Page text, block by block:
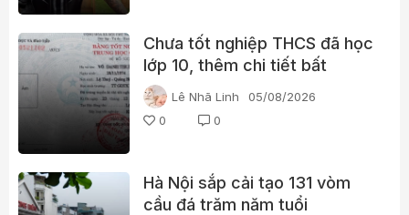
Chưa tốt nghiệp THCS đã học
lớp 10, thêm chi tiết bất
thường trong học bạ một lãnh
đạo xã ở Quảng Trị
Lê Nhã Linh
05/08/2026
0
0
Hà Nội sắp cải tạo 131 vòm
cầu đá trăm năm tuổi